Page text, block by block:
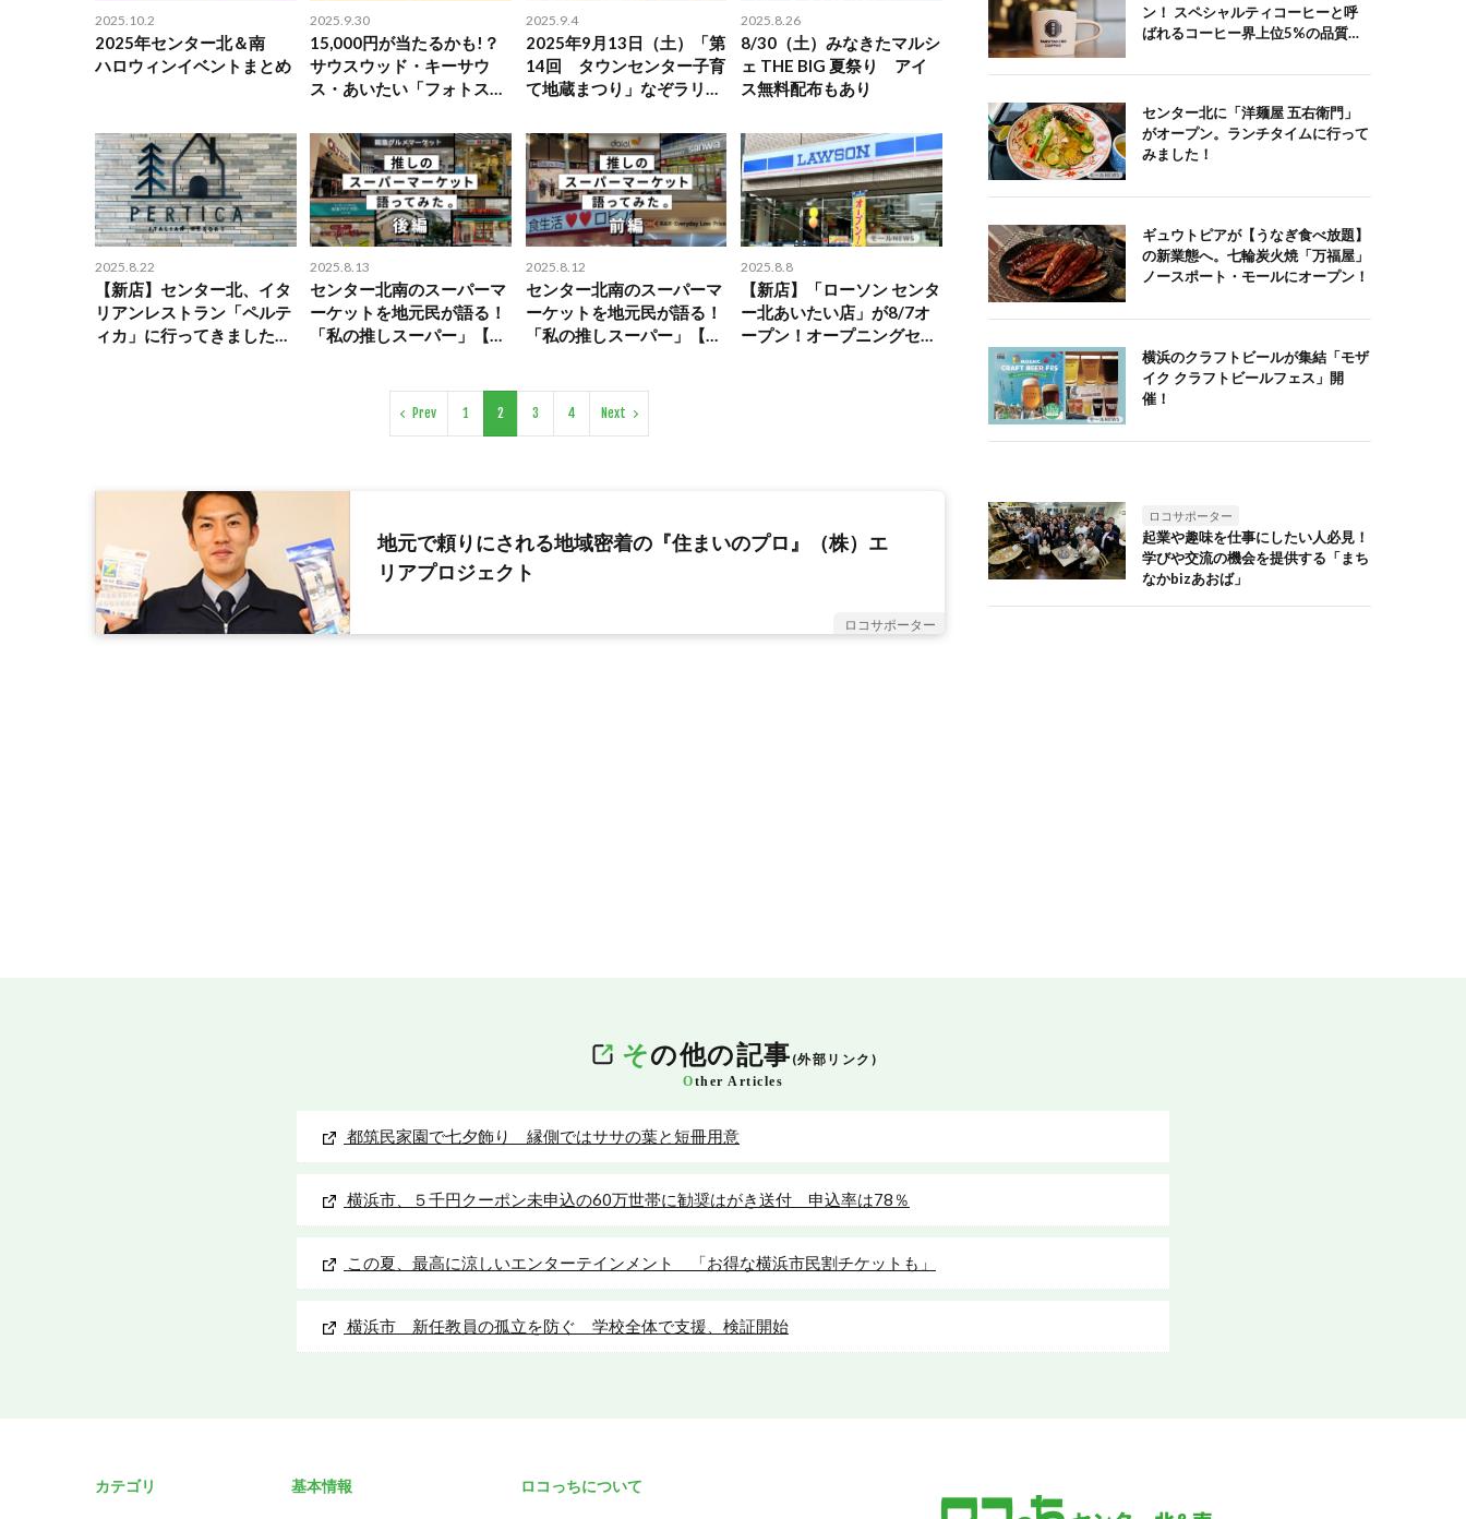
2025.10.2
2025年センター北＆南
ハロウィンイベントまとめ
2025.9.30
15,000円が当たるかも!？
サウスウッド・キーサウ
ス・あいたい「フォトスポ
キャンペーン」
2025.9.4
2025年9月13日（土）「第
14回 タウンセンター子育
て地蔵まつり」なぞラリ
2025.8.26
8/30（土）みなきたマルシ
ェ THE BIG 夏祭り アイ
ス無料配布もあり
2025.8.22
【新店】センター北、イタ
リアンレストラン「ペルテ
ィカ」に行ってきました！
2025.8.13
センター北南のスーパーマ
ーケットを地元民が語る！
「私の推しスーパー」【後
2025.8.12
センター北南のスーパーマ
ーケットを地元民が語る！
「私の推しスーパー」【前
2025.8.8
【新店】「ローソン センタ
ー北あいたい店」が8/7オ
ープン！オープニングセー
Prev 1 2 3 4 Next
地元で頼りにされる地域密着の『住まいのプロ』（株）エ
リアプロジェクト
ロコサポーター
ン！ スペシャルティコーヒーと呼
ばれるコーヒー界上位5%の品質を
センター北に「洋麺屋 五右衛門」
がオープン。ランチタイムに行って
みました！
ギュウトピアが【うなぎ食べ放題】
の新業態へ。七輪炭火焼「万福屋」
ノースポート・モールにオープン！
横浜のクラフトビールが集結「モザ
イク クラフトビールフェス」開
催！
ロコサポーター
起業や趣味を仕事にしたい人必見！
学びや交流の機会を提供する「まち
なかbizあおば」
その他の記事 (外部リンク)
Other Articles
都筑民家園で七夕飾り 縁側ではササの葉と短冊用意
横浜市、５千円クーポン未申込の60万世帯に勧奨はがき送付 申込率は78％
この夏、最高に涼しいエンターテインメント 「お得な横浜市民割チケットも」
横浜市 新任教員の孤立を防ぐ 学校全体で支援、検証開始
カテゴリ 基本情報 ロコっちについて